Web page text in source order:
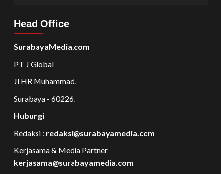
Head Office
SurabayaMedia.com
PT J Global
Jl HR Muhammad.
Surabaya - 60226.
Hubungi
Redaksi : redaksi@surabayamedia.com
Kerjasama & Media Partner :
kerjasama@surabayamedia.com